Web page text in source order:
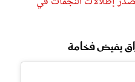
يفيض فخامة